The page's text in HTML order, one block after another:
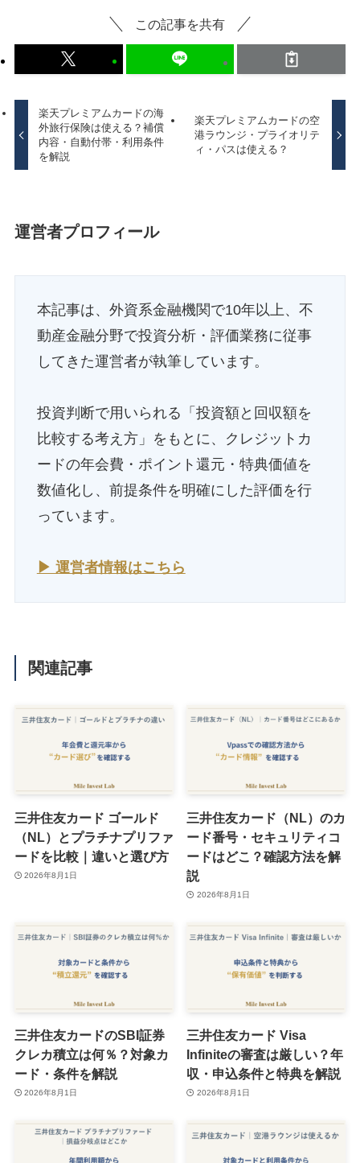
この記事を共有
楽天プレミアムカードの海
外旅行保険は使える？補償
内容・自動付帯・利用条件
を解説
楽天プレミアムカードの空
港ラウンジ・プライオリテ
ィ・パスは使える？
運営者プロフィール
本記事は、外資系金融機関で10年以上、不
動産金融分野で投資分析・評価業務に従事
してきた運営者が執筆しています。
投資判断で用いられる「投資額と回収額を
比較する考え方」をもとに、クレジットカ
ードの年会費・ポイント還元・特典価値を
数値化し、前提条件を明確にした評価を行
っています。
▶ 運営者情報はこちら
関連記事
三井住友カード ゴールド
（NL）とプラチナプリファ
ードを比較｜違いと選び方
2026年8月1日
三井住友カード（NL）のカ
ード番号・セキュリティコ
ードはどこ？確認方法を解
説
2026年8月1日
三井住友カードのSBI証券
クレカ積立は何％？対象カ
ード・条件を解説
2026年8月1日
三井住友カード Visa
Infiniteの審査は厳しい？年
収・申込条件と特典を解説
2026年8月1日